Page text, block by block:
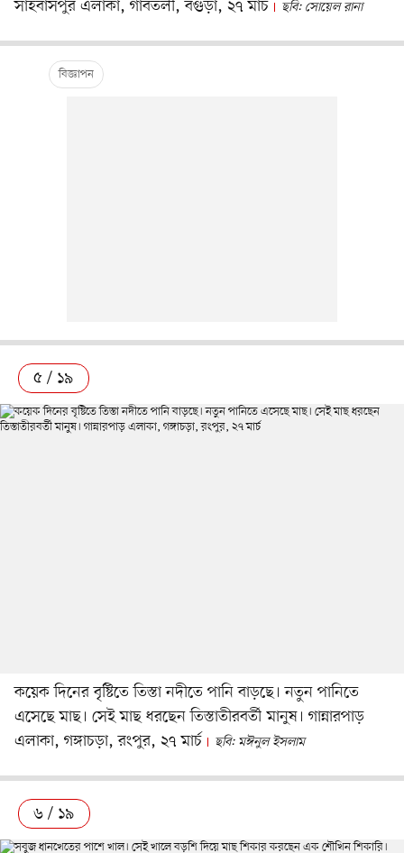
সাহবাসপুর এলাকা, গাবতলী, বগুড়া, ২৭ মার্চ
ছবি: সোয়েল রানা
৫ / ১৯
কয়েক দিনের বৃষ্টিতে তিস্তা নদীতে পানি বাড়ছে। নতুন পানিতে
এসেছে মাছ। সেই মাছ ধরছেন তিস্তাতীরবর্তী মানুষ। গান্নারপাড়
এলাকা, গঙ্গাচড়া, রংপুর, ২৭ মার্চ
ছবি: মঈনুল ইসলাম
৬ / ১৯